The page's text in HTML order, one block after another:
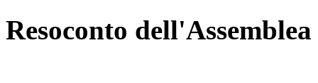
Resoconto dell'Assemblea